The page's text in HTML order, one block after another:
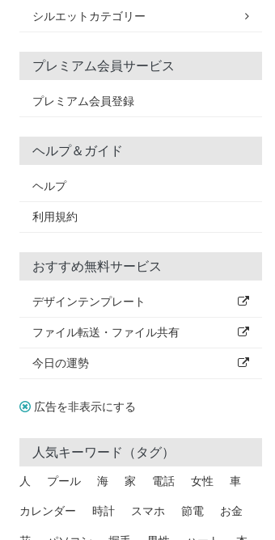
シルエットカテゴリー
プレミアム会員サービス
プレミアム会員登録
ヘルプ＆ガイド
ヘルプ
利用規約
おすすめ無料サービス
デザインテンプレート
ファイル転送・ファイル共有
今日の運勢
広告を非表示にする
人気キーワード（タグ）
人 プール 海 家 電話 女性 車
カレンダー 時計 スマホ 節電 お金